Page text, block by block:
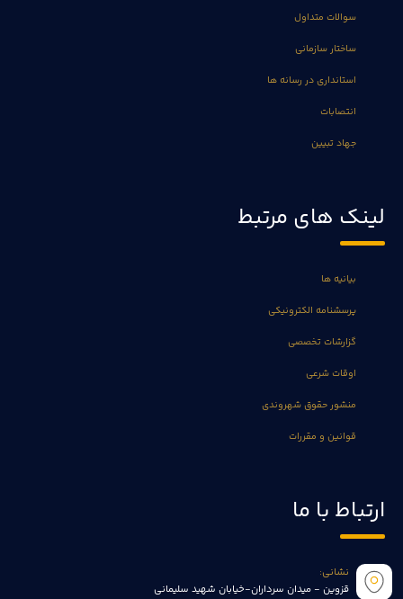
سوالات متداول
ساختار سازمانی
استانداری در رسانه ها
انتصابات
جهاد تبیین
لینک های مرتبط
بیانیه ها
پرسشنامه الکترونیکی
گزارشات تخصصی
اوقات شرعی
منشور حقوق شهروندی
قوانین و مقررات
ارتباط با ما
نشانی:
قزوین - میدان سرداران-خیابان شهید سلیمانی